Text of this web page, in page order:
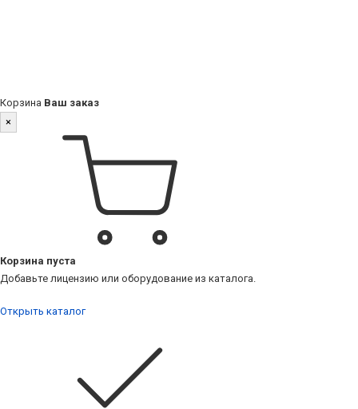
Корзина Ваш заказ
×
Корзина пуста
Добавьте лицензию или оборудование из каталога.
Открыть каталог